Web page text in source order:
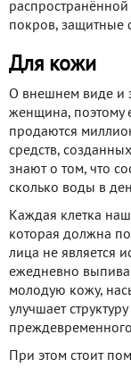
покров, защитные
Для кожи
О внешнем виде и
женщина, поэтому
продаются
средств,
знают о том, что
сколько воды в
Каждая клетка
которая должна
лица не является
ежедневно
молодую кожу,
улучшает
При этом стоит